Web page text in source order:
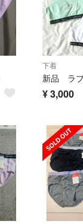
下着
¥3,000